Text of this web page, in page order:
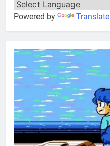
Powered by Translate